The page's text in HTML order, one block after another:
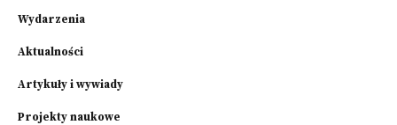
Wydarzenia
Aktualności
Artykuły i wywiady
Projekty naukowe